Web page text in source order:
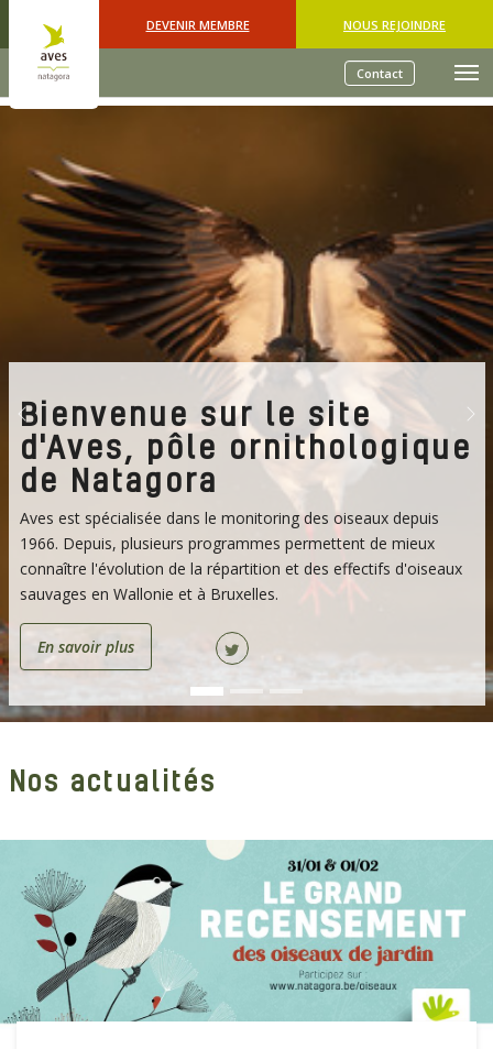
DEVENIR MEMBRE NOUS REJOINDRE
Contact
Bienvenue sur le site
d'Aves, pôle ornithologique
de Natagora
Aves est spécialisée dans le monitoring des oiseaux depuis
1966. Depuis, plusieurs programmes permettent de mieux
connaître l'évolution de la répartition et des effectifs d'oiseaux
sauvages en Wallonie et à Bruxelles.
En savoir plus
Previous
Nos actualités